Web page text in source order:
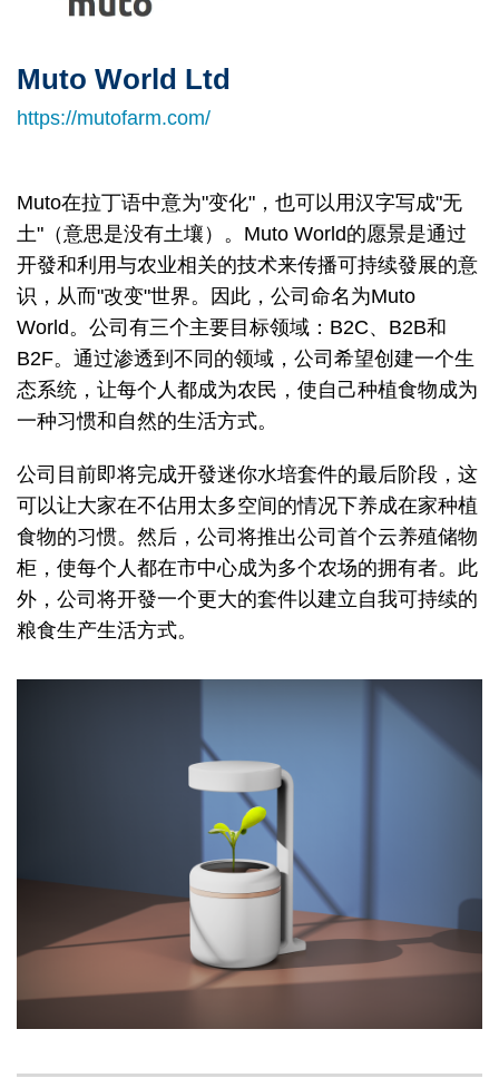
Right
Column
Text
Area
Muto World Ltd
https://mutofarm.com/
Muto在拉丁语中意为"变化"，也可以用汉字写成"无
土"（意思是没有土壤）。Muto World的愿景是通过
开發和利用与农业相关的技术来传播可持续發展的意
识，从而"改变"世界。因此，公司命名为Muto
World。公司有三个主要目标领域：B2C、B2B和
B2F。通过渗透到不同的领域，公司希望创建一个生
态系统，让每个人都成为农民，使自己种植食物成为
一种习惯和自然的生活方式。
公司目前即将完成开發迷你水培套件的最后阶段，这
可以让大家在不佔用太多空间的情况下养成在家种植
食物的习惯。然后，公司将推出公司首个云养殖储物
柜，使每个人都在市中心成为多个农场的拥有者。此
外，公司将开發一个更大的套件以建立自我可持续的
粮食生产生活方式。